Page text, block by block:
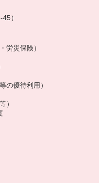
）
労災保険）
の優待利用）
）